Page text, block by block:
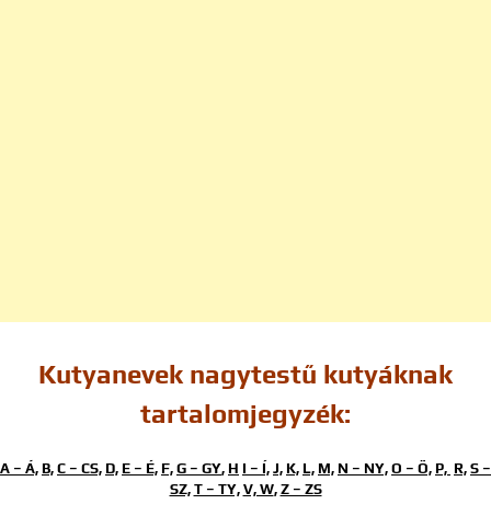
Kutyanevek nagytestű kutyáknak
tartalomjegyzék:
A – Á, B, C – CS, D, E – É, F, G – GY, H I – Í, J, K, L, M, N – NY, O – Ö, P, R, S –
SZ, T – TY, V, W, Z – ZS